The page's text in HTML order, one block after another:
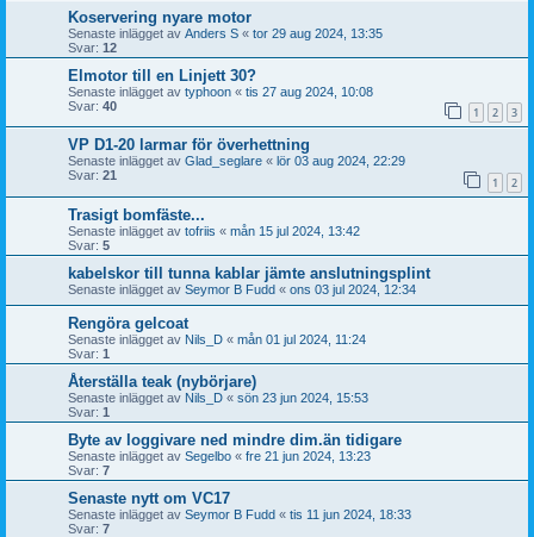
Koservering nyare motor
Senaste inlägget av Anders S « tor 29 aug 2024, 13:35
Svar: 12
Elmotor till en Linjett 30?
Senaste inlägget av typhoon « tis 27 aug 2024, 10:08
Svar: 40 1 2 3
VP D1-20 larmar för överhettning
Senaste inlägget av Glad_seglare « lör 03 aug 2024, 22:29
Svar: 21 1 2
Trasigt bomfäste...
Senaste inlägget av tofriis « mån 15 jul 2024, 13:42
Svar: 5
kabelskor till tunna kablar jämte anslutningsplint
Senaste inlägget av Seymor B Fudd « ons 03 jul 2024, 12:34
Rengöra gelcoat
Senaste inlägget av Nils_D « mån 01 jul 2024, 11:24
Svar: 1
Återställa teak (nybörjare)
Senaste inlägget av Nils_D « sön 23 jun 2024, 15:53
Svar: 1
Byte av loggivare ned mindre dim.än tidigare
Senaste inlägget av Segelbo « fre 21 jun 2024, 13:23
Svar: 7
Senaste nytt om VC17
Senaste inlägget av Seymor B Fudd « tis 11 jun 2024, 18:33
Svar: 7